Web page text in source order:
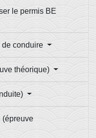
le permis BE
de conduire
théorique)
(épreuve